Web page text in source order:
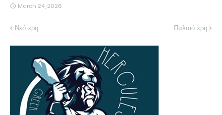
March 24, 2026
Νεότερη Παλαιότερη